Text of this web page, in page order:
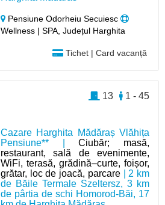
Pensiune Odorheiu Secuiesc
Wellness | SPA, Județul Harghita
Tichet | Card vacanță
Cazare Harghita Mădăraș Vlăhița
Pensiune** |Ciubăr; masă,
restaurant, sală de evenimente,
WiFi, terasă, grădină–curte, foișor,
grătar, loc de joacă, parcare| 2 km
de Băile Termale Szeltersz, 3 km
de pârtia de schi Homorod-Băi, 17
1 - 45
13